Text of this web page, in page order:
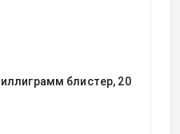
блистер, 20